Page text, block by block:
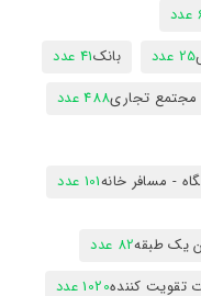
25 عدد بانک41 عدد
مجتمع تجاری488 عدد
- مسافر خانه101 عدد
یک طبقه82 عدد
تقویت کننده1020 عدد